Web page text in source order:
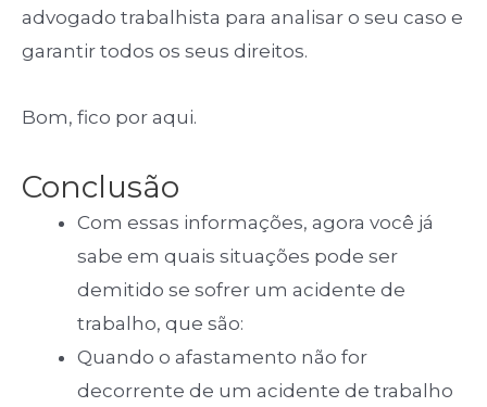
advogado trabalhista para analisar o seu caso e
garantir todos os seus direitos.
Bom, fico por aqui.
Conclusão
Com essas informações, agora você já
sabe em quais situações pode ser
demitido se sofrer um acidente de
trabalho, que são:
Quando o afastamento não for
decorrente de um acidente de trabalho